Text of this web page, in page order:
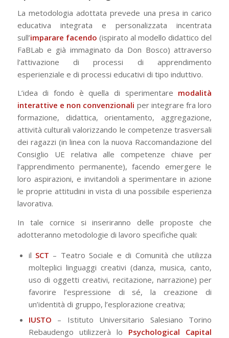
La metodologia adottata prevede una presa in carico
educativa integrata e personalizzata incentrata
sull’imparare facendo (ispirato al modello didattico del
FaBLab e già immaginato da Don Bosco) attraverso
l’attivazione di processi di apprendimento
esperienziale e di processi educativi di tipo induttivo.
L’idea di fondo è quella di sperimentare modalità
interattive e non convenzionali per integrare fra loro
formazione, didattica, orientamento, aggregazione,
attività culturali valorizzando le competenze trasversali
dei ragazzi (in linea con la nuova Raccomandazione del
Consiglio UE relativa alle competenze chiave per
l’apprendimento permanente), facendo emergere le
loro aspirazioni, e invitandoli a sperimentare in azione
le proprie attitudini in vista di una possibile esperienza
lavorativa.
In tale cornice si inseriranno delle proposte che
adotteranno metodologie di lavoro specifiche quali:
il SCT – Teatro Sociale e di Comunità che utilizza
molteplici linguaggi creativi (danza, musica, canto,
uso di oggetti creativi, recitazione, narrazione) per
favorire l’espressione di sé, la creazione di
un’identità di gruppo, l’esplorazione creativa;
IUSTO – Istituto Universitario Salesiano Torino
Rebaudengo utilizzerà lo Psychological Capital